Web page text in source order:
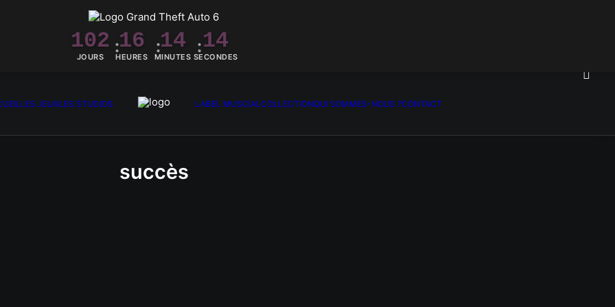
102
JOURS
16
HEURES
14
MINUTES
14
SECONDES
LES JEUXLES STUDIOS LABEL MUSCIALCOLLECTIONQUI SOMMES-NOUS ?CONTACT
succès